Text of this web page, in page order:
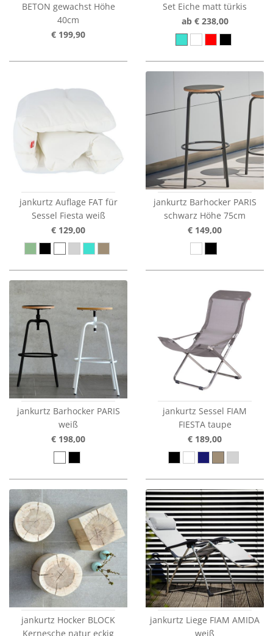
BETON gewachst Höhe
40cm
€ 199,90
Set Eiche matt türkis
ab € 238,00
jankurtz Auflage FAT für
Sessel Fiesta weiß
€ 129,00
jankurtz Barhocker PARIS
schwarz Höhe 75cm
€ 149,00
jankurtz Barhocker PARIS
weiß
€ 198,00
jankurtz Sessel FIAM
FIESTA taupe
€ 189,00
jankurtz Hocker BLOCK
Kernesche natur eckig
jankurtz Liege FIAM AMIDA
weiß